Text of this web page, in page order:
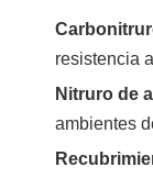
resistencia
Nitruro de
ambientes